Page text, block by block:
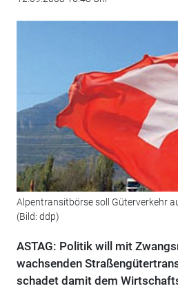
Alpentransitbörse soll Güterverkehr
(Bild: ddp)
ASTAG: Politik will mit
wachsenden
schadet damit dem